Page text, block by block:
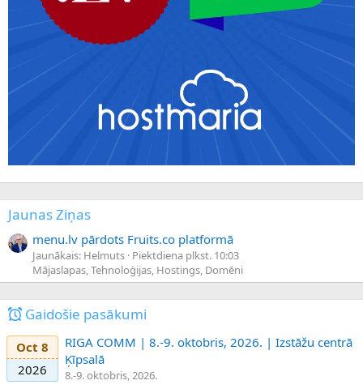
Jaunas Ziņas
menu.lv pārdots Fruits.co platformā
Jaunākais: Helmuts Piektdiena plkst. 10:03
Mājaslapas, Tehnoloģijas, Hostings, Domēni
Gaidošie pasākumi
Oct 8
2026
RIGA COMM | 8.-9. oktobris, 2026. | Izstāžu centrā
Ķīpsalā
8.-9. oktobris, 2026.